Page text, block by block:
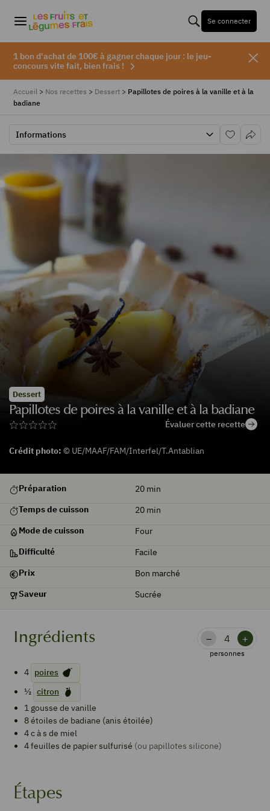
Se connecter
1 bon d'achat de 100€ à gagner chaque jour : le jeu-
concours vite fait, bien frais !
Accueil > Nos recettes > Dessert > Papillotes de poires à la vanille et à la
badiane
Informations
Dessert
Papillotes de poires à la vanille et à la badiane
Évaluer cette recette
Crédit photo: © UE/MAAF/FAM/Interfel/T.Antablian
saison
Préparation 20 min
Temps de cuisson
20 min
Mode de cuisson
Four
Difficulté
Facile
Prix
Bon marché
Saveur
Sucrée
Étapes
Ingrédients – +
personnes
4 poires
½ citron
1 gousse de vanille
8étoiles de badiane (anis étoilée)
4c à s de miel
4feuilles de papier sulfurisé (ou papillotes silicone)